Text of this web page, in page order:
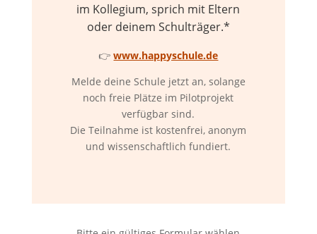
im Kollegium, sprich mit Eltern
oder deinem Schulträger.*
👉www.happyschule.de
Melde deine Schule jetzt an, solange
noch freie Plätze im Pilotprojekt
verfügbar sind.
Die Teilnahme ist kostenfrei, anonym
und wissenschaftlich fundiert.